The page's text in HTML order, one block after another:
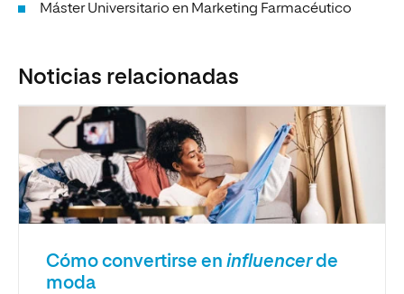
Máster Universitario en Marketing Farmacéutico
Noticias relacionadas
Cómo convertirse en influencerde
moda